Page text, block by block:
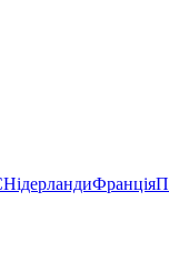
НідерландиФранція